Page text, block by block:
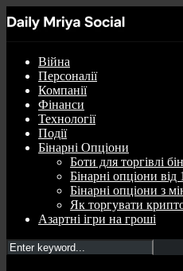
Війна
Персоналії
Компанії
Фінанси
Технології
Події
Бінарні Опціони
Боти для торгівлі
Бінарні опціони
Бінарні опціони з
Як торгувати
Азартні ігри на гроші